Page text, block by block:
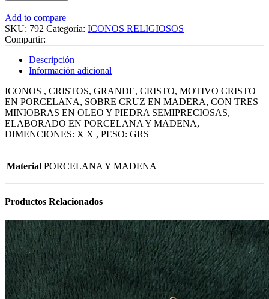
Add to compare
SKU: 792 Categoría: ICONOS RELIGIOSOS
Compartir:
Descripción
Información adicional
ICONOS , CRISTOS, GRANDE, CRISTO, MOTIVO CRISTO
EN PORCELANA, SOBRE CRUZ EN MADERA, CON TRES
MINIOBRAS EN OLEO Y PIEDRA SEMIPRECIOSAS,
ELABORADO EN PORCELANA Y MADENA,
DIMENCIONES: X X , PESO: GRS
Material PORCELANA Y MADENA
Productos Relacionados